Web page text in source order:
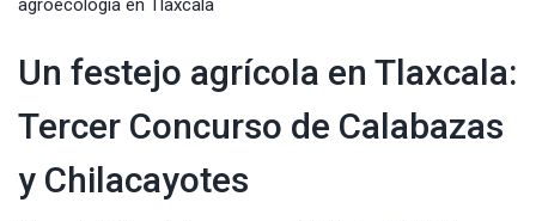
agroecología en Tlaxcala
Un festejo agrícola en Tlaxcala:
Tercer Concurso de Calabazas
y Chilacayotes